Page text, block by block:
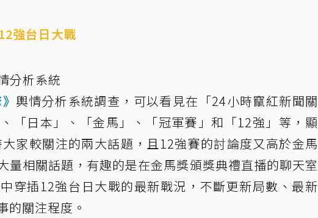
強台日大戰
分析系統
輿情分析系統調查，可以看見在「24小時竄紅新聞關
「日本」、「金馬」、「冠軍賽」和「12強」等，顯
家較關注的兩大話題，且12強賽的討論度又高於金馬
量相關話題，有趣的是在金馬獎頒獎典禮直播的聊天室
穿插12強台日大戰的最新戰況，不斷更新局數、最新
的關注程度。